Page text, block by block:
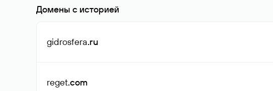
Домены с историей
gidrosfera.ru
reget.com